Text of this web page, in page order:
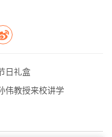
日礼盒
伟教授来校讲学